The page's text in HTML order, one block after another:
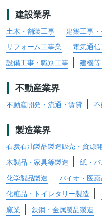
建設業界
土木・舗装工事 建築工事
リフォーム工事業
電気通
設備工事・職別工事
建機
不動産業界
不動産開発・流通・賃貸
製造業界
石炭石油製品製造販売・資源
木製品・家具等製造
紙・
化学製品製造
バイオ・医
化粧品・トイレタリー製造
窯業
鉄鋼・金属製品製造